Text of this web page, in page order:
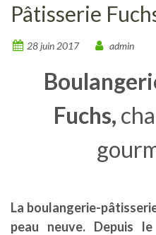
Pâtisserie
28 juin 2017 admin
Fuchs,
La boulangerie-
peau neuve. Depuis